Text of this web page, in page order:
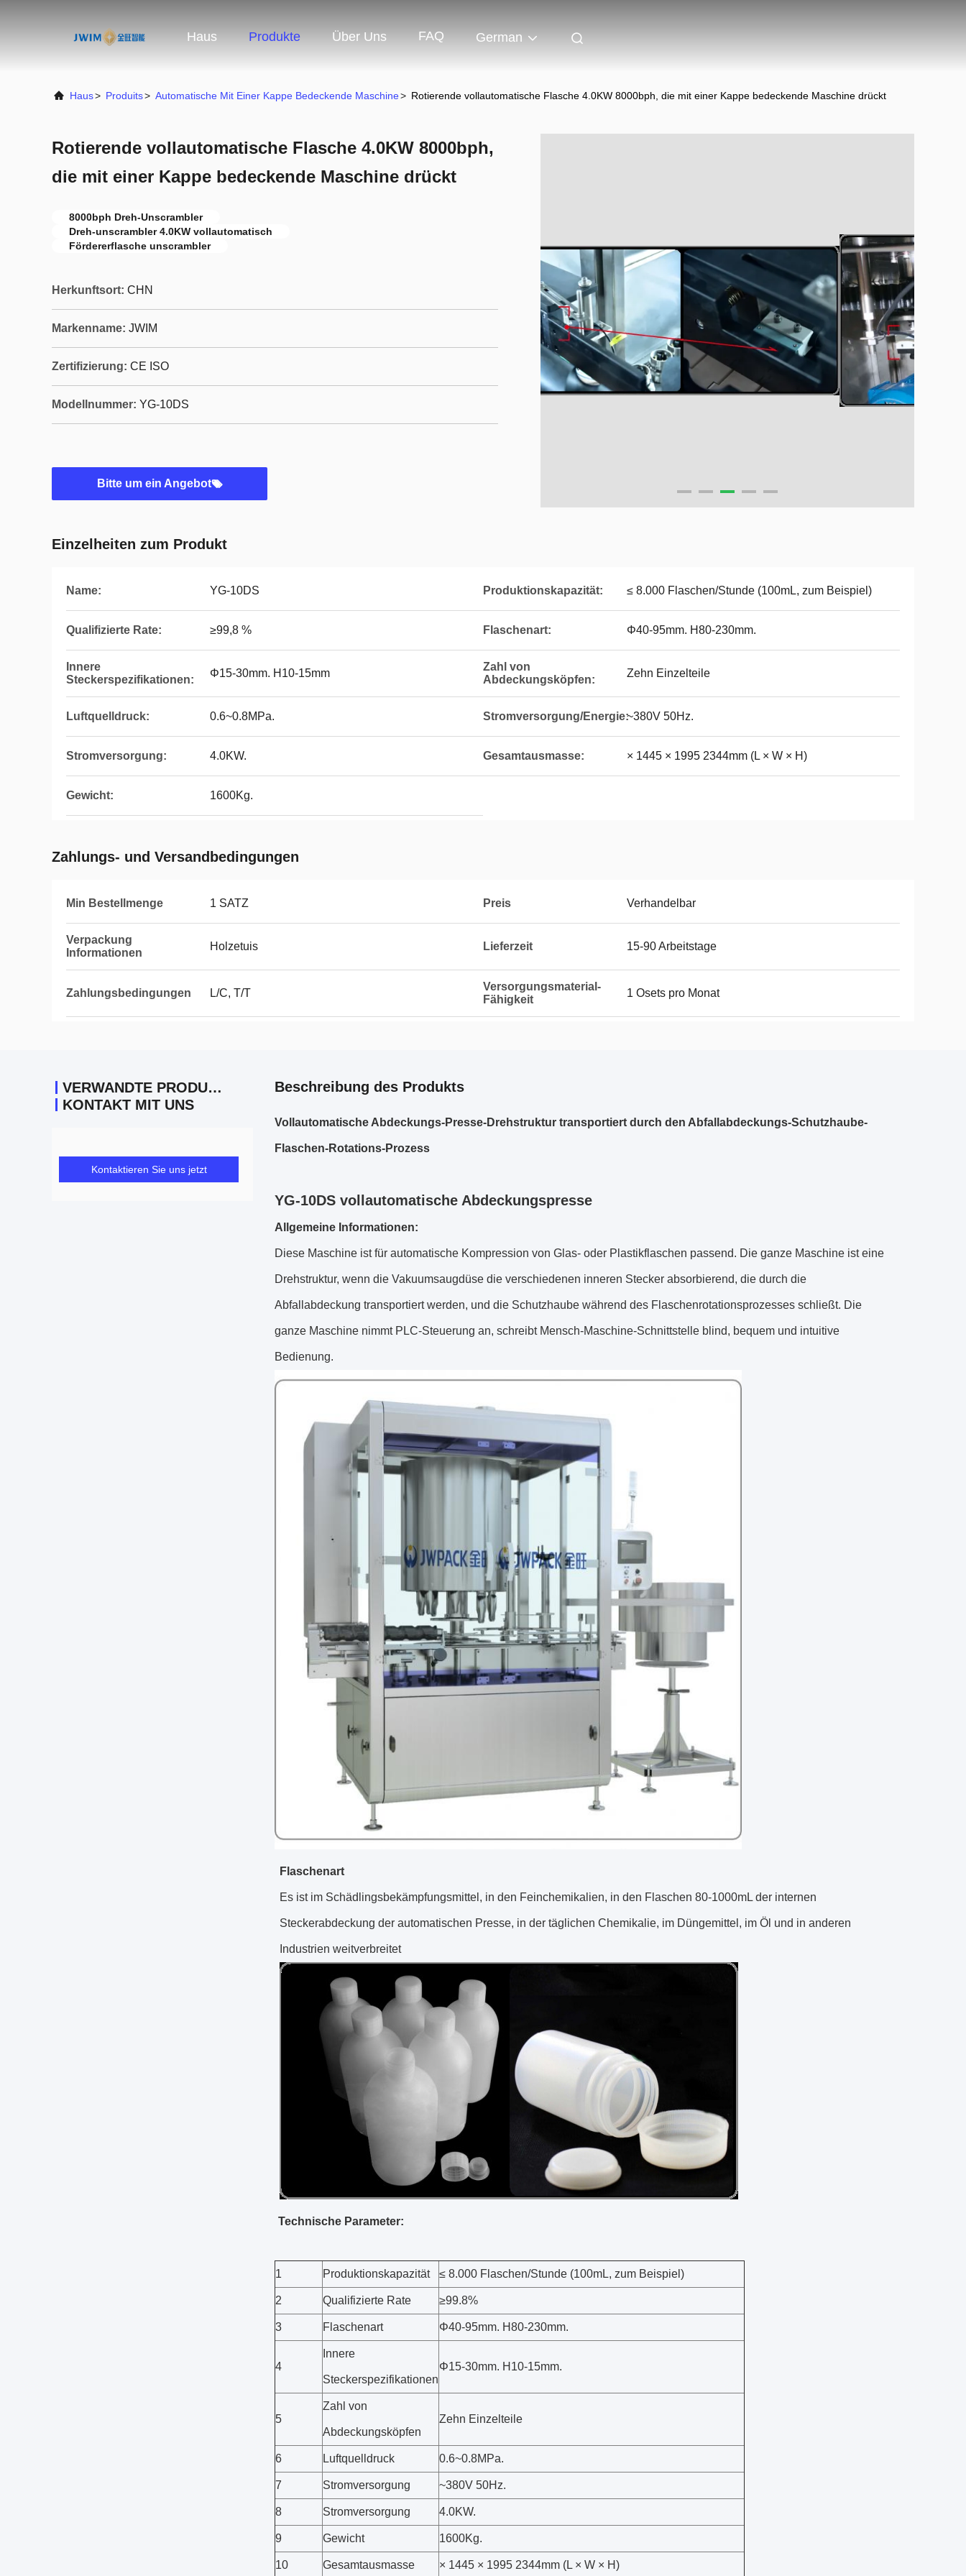
Haus Produkte Über Uns FAQ German
Haus> Produits> Automatische Mit Einer Kappe Bedeckende Maschine> Rotierende vollautomatische Flasche 4.0KW 8000bph, die mit einer Kappe bedeckende Maschine drückt
Rotierende vollautomatische Flasche 4.0KW 8000bph,
die mit einer Kappe bedeckende Maschine drückt
8000bph Dreh-Unscrambler
Dreh-unscrambler 4.0KW vollautomatisch
Fördererflasche unscrambler
Herkunftsort: CHN
Markenname: JWIM
Zertifizierung: CE ISO
Modellnummer: YG-10DS
Bitte um ein Angebot
Einzelheiten zum Produkt
Name: YG-10DS Produktionskapazität: ≤ 8.000 Flaschen/Stunde (100mL, zum Beispiel)
Qualifizierte Rate: ≥99,8 % Flaschenart: Φ40-95mm. H80-230mm.
Innere
Steckerspezifikationen:
Φ15-30mm. H10-15mm
Zahl von
Abdeckungsköpfen:
Zehn Einzelteile
Luftquelldruck: 0.6~0.8MPa. Stromversorgung/Energie:~380V 50Hz.
Stromversorgung: 4.0KW. Gesamtausmasse: × 1445 × 1995 2344mm (L × W × H)
Gewicht: 1600Kg.
Zahlungs- und Versandbedingungen
Min Bestellmenge 1 SATZ Preis Verhandelbar
Verpackung
Informationen
Holzetuis Lieferzeit 15-90 Arbeitstage
Zahlungsbedingungen L/C, T/T
Versorgungsmaterial-
Fähigkeit
1 Osets pro Monat
VERWANDTE PRODUKTE
KONTAKT MIT UNS
Kontaktieren Sie uns jetzt
Beschreibung des Produkts
Vollautomatische Abdeckungs-Presse-Drehstruktur transportiert durch den Abfallabdeckungs-Schutzhaube-
Flaschen-Rotations-Prozess
YG-10DS vollautomatische Abdeckungspresse
Allgemeine Informationen:
Diese Maschine ist für automatische Kompression von Glas- oder Plastikflaschen passend. Die ganze Maschine ist eine
Drehstruktur, wenn die Vakuumsaugdüse die verschiedenen inneren Stecker absorbierend, die durch die
Abfallabdeckung transportiert werden, und die Schutzhaube während des Flaschenrotationsprozesses schließt. Die
ganze Maschine nimmt PLC-Steuerung an, schreibt Mensch-Maschine-Schnittstelle blind, bequem und intuitive
Bedienung.
Flaschenart
Es ist im Schädlingsbekämpfungsmittel, in den Feinchemikalien, in den Flaschen 80-1000mL der internen
Steckerabdeckung der automatischen Presse, in der täglichen Chemikalie, im Düngemittel, im Öl und in anderen
Industrien weitverbreitet
Technische Parameter:
1 Produktionskapazität ≤ 8.000 Flaschen/Stunde (100mL, zum Beispiel)
2 Qualifizierte Rate ≥99.8%
3 Flaschenart Φ40-95mm. H80-230mm.
4
Innere
Steckerspezifikationen
Φ15-30mm. H10-15mm.
5
Zahl von
Abdeckungsköpfen
Zehn Einzelteile
6 Luftquelldruck 0.6~0.8MPa.
7 Stromversorgung ~380V 50Hz.
8 Stromversorgung 4.0KW.
9 Gewicht 1600Kg.
10 Gesamtausmasse × 1445 × 1995 2344mm (L × W × H)